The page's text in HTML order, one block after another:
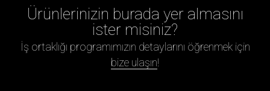
Ürünlerinizin burada yer almasını
ister misiniz?
İş ortaklığı programımızın detaylarını öğrenmek için
bize ulaşın!